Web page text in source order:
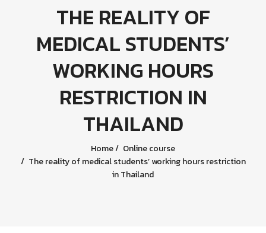
THE REALITY OF
MEDICAL STUDENTS’
WORKING HOURS
RESTRICTION IN
THAILAND
Home
Online course
The reality of medical students’ working hours restriction
in Thailand